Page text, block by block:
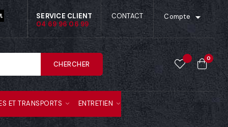
SERVICE CLIENT
04 69 96 06 99
CONTACT Compte 
CHERCHER
0
ET TRANSPORTS ENTRETIEN